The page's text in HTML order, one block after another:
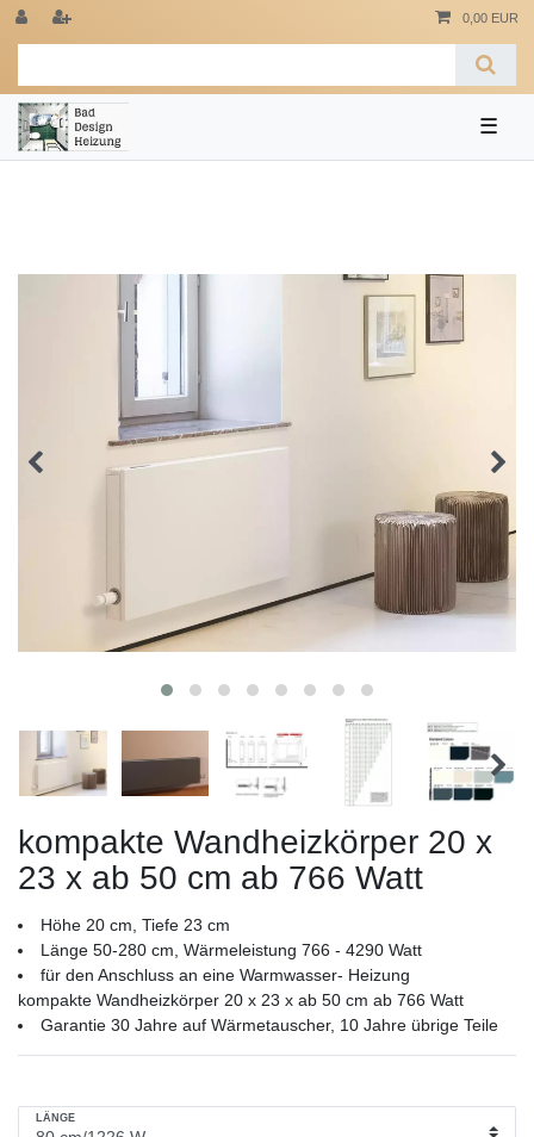
0,00 EUR
☰
kompakte Wandheizkörper 20 x
23 x ab 50 cm ab 766 Watt
Höhe 20 cm, Tiefe 23 cm
Länge 50-280 cm, Wärmeleistung 766 - 4290 Watt
für den Anschluss an eine Warmwasser- Heizung
kompakte Wandheizkörper 20 x 23 x ab 50 cm ab 766 Watt
Garantie 30 Jahre auf Wärmetauscher, 10 Jahre übrige Teile
LÄNGE